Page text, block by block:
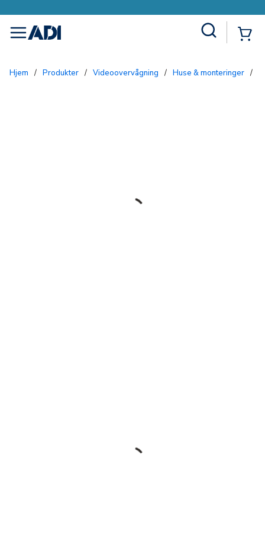
menu
Hjem / Produkter / Videoovervågning / Huse & monteringer /